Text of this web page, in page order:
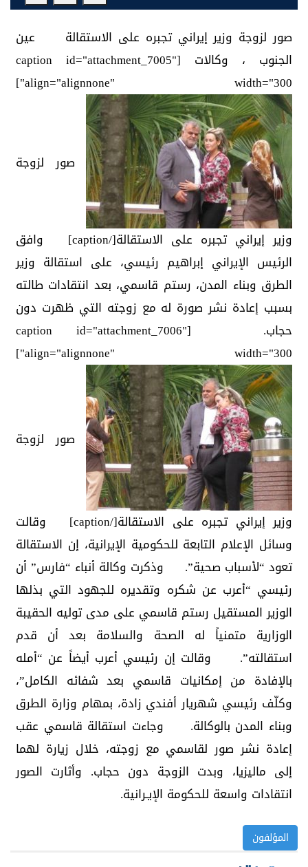
صور لزوجة وزير إيراني تجبره على الاستقالة عين
الجنوب ، وكالات [caption id="attachment_7005"
align="alignnone" width="300"]
صور لزوجة
وزير إيراني تجبره على الاستقالة[/caption] وافق
الرئيس الإيراني إبراهيم رئيسي، على استقالة وزير
الطرق وبناء المدن، رستم قاسمي، بعد انتقادات طالته
بسبب إعادة نشر صورة له مع زوجته التي ظهرت دون
حجاب. [caption id="attachment_7006"
align="alignnone" width="300"]
صور لزوجة
وزير إيراني تجبره على الاستقالة[/caption] وقالت
وسائل الإعلام التابعة للحكومية الإيرانية، إن الاستقالة
تعود “لأسباب صحية”. وذكرت وكالة أنباء “فارس” أن
رئيسي “أعرب عن شكره وتقديره للجهود التي بذلها
الوزير المستقيل رستم قاسمي على مدى توليه الحقيبة
الوزارية متمنياً له الصحة والسلامة بعد أن قدم
استقالته”. وقالت إن رئيسي أعرب أيضاً عن “أمله
بالإفادة من إمكانيات قاسمي بعد شفائه الكامل”،
وكلّف رئيسي شهريار أفندي زادة، بمهام وزارة الطرق
وبناء المدن بالوكالة. وجاءت استقالة قاسمي عقب
إعادة نشر صور لقاسمي مع زوجته، خلال زيارة لهما
إلى ماليزيا، وبدت الزوجة دون حجاب. وأثارت الصور
انتقادات واسعة للحكومة الإيـرانية.
المؤلفون